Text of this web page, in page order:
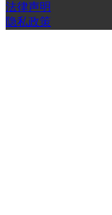
法律声明
隐私政策